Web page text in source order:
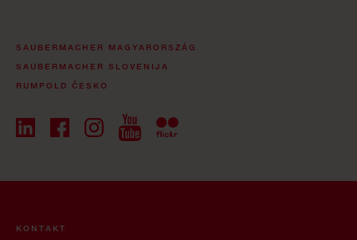
SAUBERMACHER MAGYARORSZÁG
SAUBERMACHER SLOVENIJA
RUMPOLD ČESKO
KONTAKT